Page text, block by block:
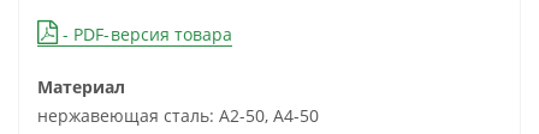
- PDF-версия товара
Материал
нержавеющая сталь: А2-50, А4-50